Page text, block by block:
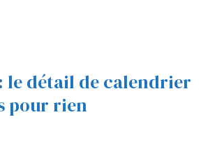
le détail de calendrier
pour rien